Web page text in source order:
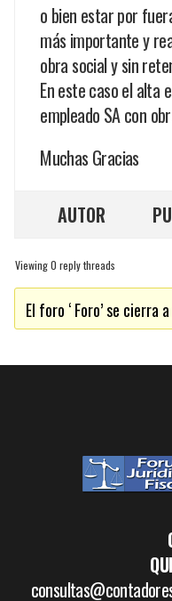
o bien estar por
más importante y
obra social y sin
En este caso el alta
empleado SA con
Muchas Gracias
AUTOR
Viewing 0 reply threads
El foro ‘ Foro’ se cierra